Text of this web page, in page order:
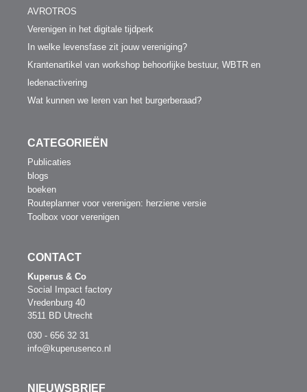
AVROTROS
Verenigen in het digitale tijdperk
In welke levensfase zit jouw vereniging?
Krantenartikel van workshop behoorlijke bestuur, WBTR en
ledenactivering
Wat kunnen we leren van het burgerberaad?
CATEGORIEËN
Publicaties
blogs
boeken
Routeplanner voor verenigen: herziene versie
Toolbox voor verenigen
CONTACT
Kuperus & Co
Social Impact factory
Vredenburg 40
3511 BD Utrecht
030 - 656 32 31
info@kuperusenco.nl
NIEUWSBRIEF